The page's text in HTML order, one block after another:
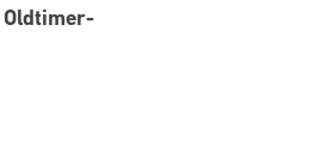
Oldtimer-